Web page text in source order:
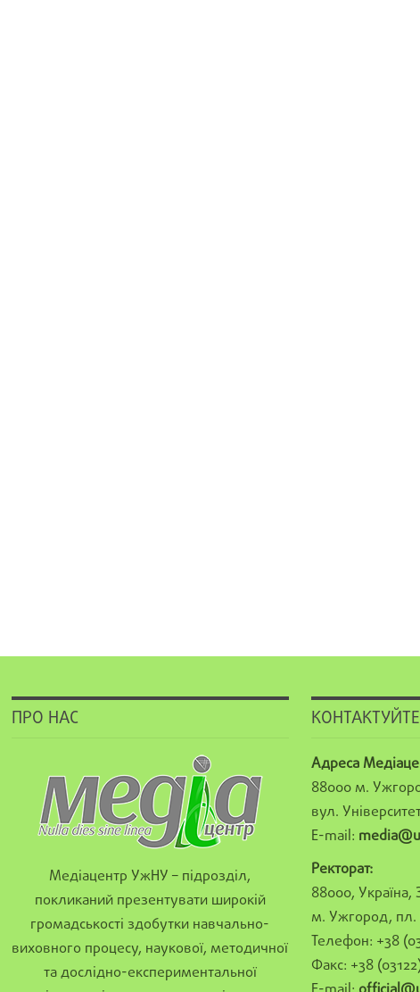
ПРО НАС
Медіацентр УжНУ – підрозділ,
покликаний презентувати широкій
громадськості здобутки навчально-
виховного процесу, наукової, методичної
та дослідно-експериментальної
Адреса
88000 м.
вул.
E-mail:
Ректорат:
88000, Україна,
м. Ужгород, пл.
Телефон: +38
Факс: +38